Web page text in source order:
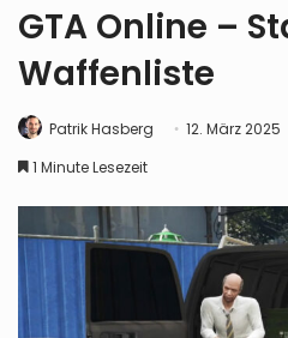
GTA Online –
Waffenliste
Patrik Hasberg 12. März 2025
1 Minute Lesezeit